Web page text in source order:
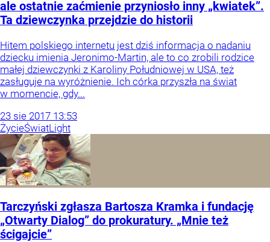
ale ostatnie zaćmienie przyniosło inny „kwiatek”.
Ta dziewczynka przejdzie do historii
Hitem polskiego internetu jest dziś informacja o nadaniu
dziecku imienia Jeronimo-Martin, ale to co zrobili rodzice
małej dziewczynki z Karoliny Południowej w USA, też
zasługuje na wyróżnienie. Ich córka przyszła na świat
w momencie, gdy...
23 sie 2017 13:53
ŻycieŚwiatLight
Tarczyński zgłasza Bartosza Kramka i fundację
„Otwarty Dialog” do prokuratury. „Mnie też
ścigajcie”